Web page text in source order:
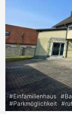
#Einfamilienhaus #
#Parkmöglichkeit #